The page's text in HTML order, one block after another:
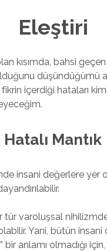
Eleştiri
kısımda, bahsi
düşündüğümü
fikrin içerdiği hataları
Hatalı Mantık
insani değerlere yer
tür varoluşsal
Yani, bütün insani
bir anlamı olmadığı için,